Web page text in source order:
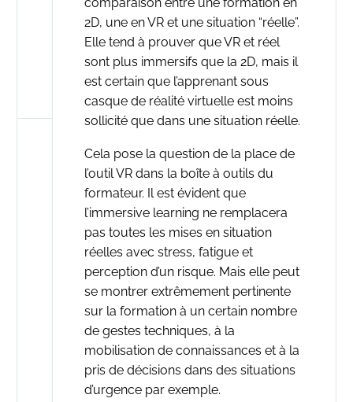
2D, une en VR et une situation “réelle”.
Elle tend à prouver que VR et réel
sont plus immersifs que la 2D, mais il
est certain que l’apprenant sous
casque de réalité virtuelle est moins
sollicité que dans une situation réelle.
Cela pose la question de la place de
l’outil VR dans la boîte à outils du
formateur. Il est évident que
l’immersive learning ne remplacera
pas toutes les mises en situation
réelles avec stress, fatigue et
perception d’un risque. Mais elle peut
se montrer extrêmement pertinente
sur la formation à un certain nombre
de gestes techniques, à la
mobilisation de connaissances et à la
pris de décisions dans des situations
d’urgence par exemple.